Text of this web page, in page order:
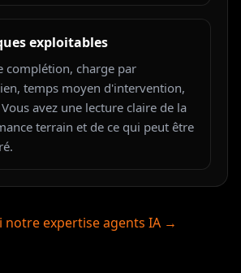
exploitables
complétion, charge par
temps moyen d'intervention,
avez une lecture claire de la
terrain et de ce qui peut être
notre expertise agents IA →